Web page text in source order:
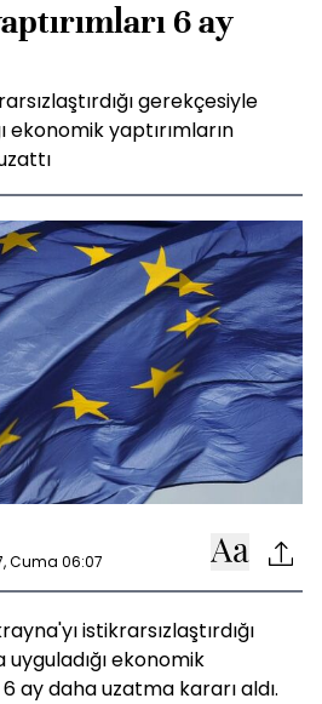
6 ay
gerekçesiyle
ekonomik yaptırımların
Cuma 06:07
istikrarsızlaştırdığı
ekonomik
ay daha uzatma kararı aldı.